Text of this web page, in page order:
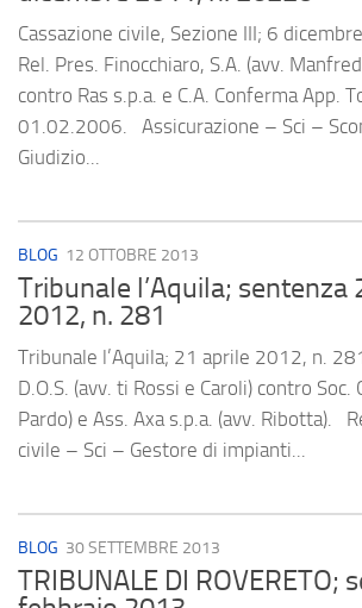
Cassazione civile, Sezione III; 6
Rel. Pres. Finocchiaro, S.A. (avv.
contro Ras s.p.a. e C.A. Conferma App.
01.02.2006. Assicurazione – Sci –
Giudizio...
BLOG 12 OTTOBRE 2013
Tribunale l’Aquila; sentenza
2012, n. 281
Tribunale l’Aquila; 21 aprile 2012, n.
D.O.S. (avv. ti Rossi e Caroli) contro Soc.
Pardo) e Ass. Axa s.p.a. (avv. Ribotta).
civile – Sci – Gestore di impianti...
BLOG 30 SETTEMBRE 2013
TRIBUNALE DI ROVERETO;